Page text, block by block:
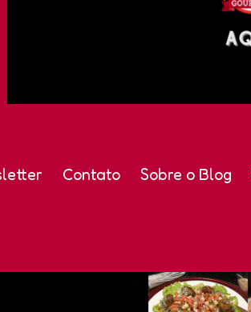
Contato Sobre o Blog